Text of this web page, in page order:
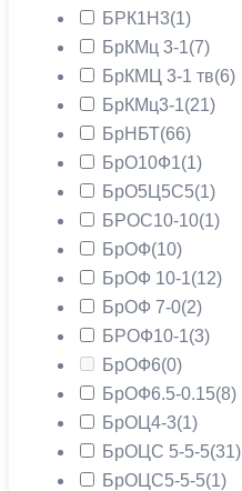
БРК1Н3(1)
БрКМц 3-1(7)
БрКМЦ 3-1 тв(6)
БрКМц3-1(21)
БрНБТ(66)
БрО10Ф1(1)
БрО5Ц5С5(1)
БРОС10-10(1)
БрОФ(10)
БрОФ 10-1(12)
БрОФ 7-0(2)
БРОФ10-1(3)
БрОФ6(0)
БрОФ6.5-0.15(8)
БрОЦ4-3(1)
БрОЦС 5-5-5(31)
БрОЦС5-5-5(1)